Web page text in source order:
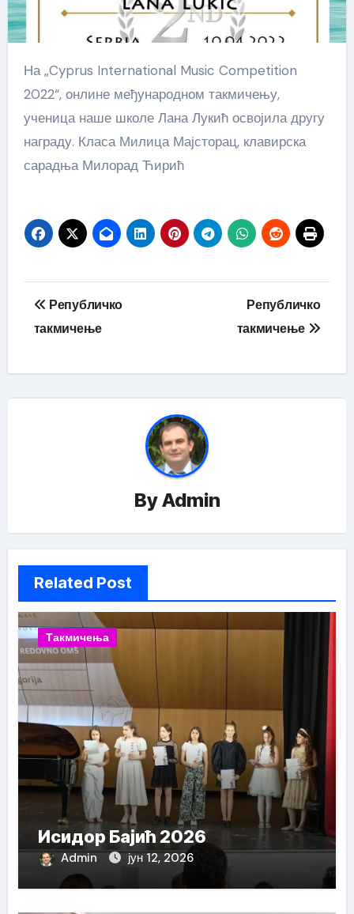
На „Cyprus International Music Competition
2022“, онлине међународном такмичењу,
ученица наше школе Лана Лукић освојила другу
награду. Класа Милица Мајсторац, клавирска
сарадња Милорад Ћирић
Кретање
чланка
Републичко
такмичење
Републичко
такмичење
ByAdmin
Related Post
Такмичења
Исидор Бајић 2026
Admin јун 12, 2026